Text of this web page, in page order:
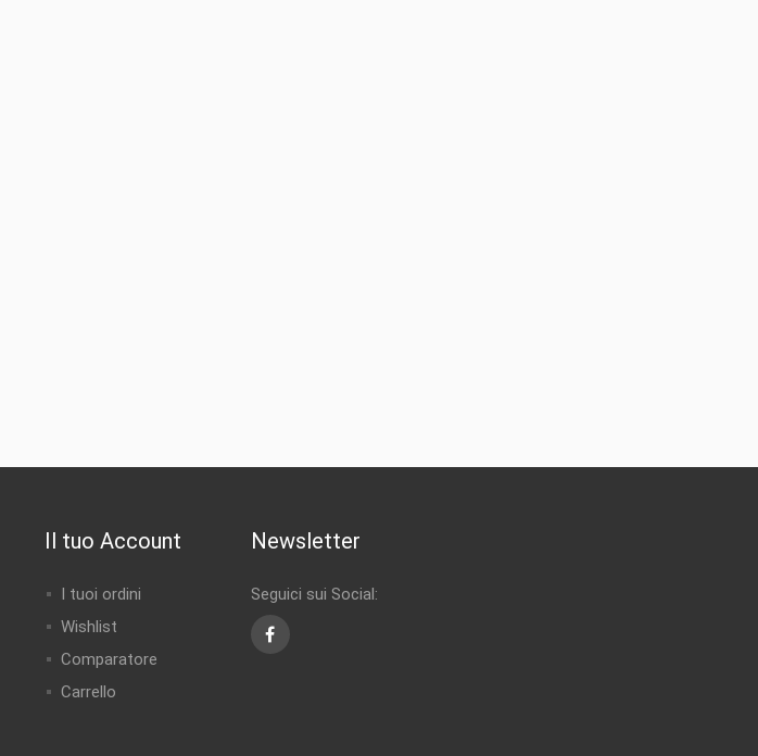
Il tuo Account
I tuoi ordini
Wishlist
Comparatore
Carrello
Newsletter
Seguici sui Social:
Facebook